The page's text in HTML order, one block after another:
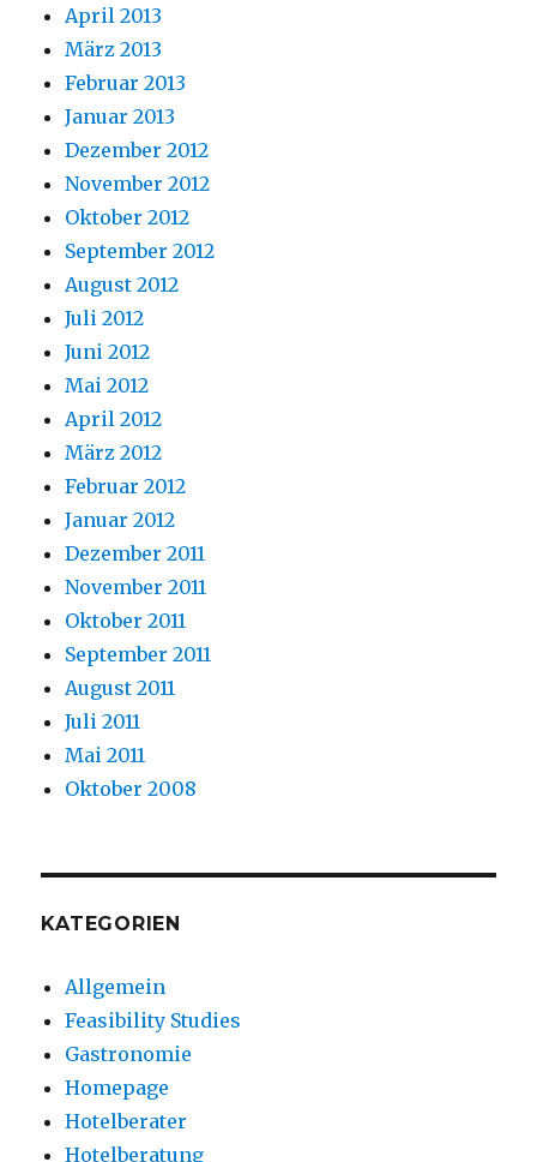
April 2013
März 2013
Februar 2013
Januar 2013
Dezember 2012
November 2012
Oktober 2012
September 2012
August 2012
Juli 2012
Juni 2012
Mai 2012
April 2012
März 2012
Februar 2012
Januar 2012
Dezember 2011
November 2011
Oktober 2011
September 2011
August 2011
Juli 2011
Mai 2011
Oktober 2008
KATEGORIEN
Allgemein
Feasibility Studies
Gastronomie
Homepage
Hotelberater
Hotelberatung